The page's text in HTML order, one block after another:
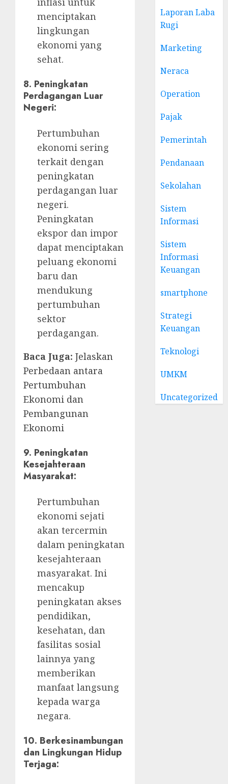
menciptakan
lingkungan
ekonomi yang
sehat.
8. Peningkatan
Perdagangan Luar
Negeri:
Pertumbuhan
ekonomi sering
terkait dengan
peningkatan
perdagangan luar
negeri.
Peningkatan
ekspor dan impor
dapat menciptakan
peluang ekonomi
baru dan
mendukung
pertumbuhan
sektor
perdagangan.
Baca Juga: Jelaskan
Perbedaan antara
Pertumbuhan
Ekonomi dan
Pembangunan
Ekonomi
9. Peningkatan
Kesejahteraan
Masyarakat:
Pertumbuhan
ekonomi sejati
akan tercermin
dalam peningkatan
kesejahteraan
masyarakat. Ini
mencakup
peningkatan akses
pendidikan,
kesehatan, dan
fasilitas sosial
lainnya yang
memberikan
manfaat langsung
kepada warga
negara.
10. Berkesinambungan
dan Lingkungan Hidup
Terjaga:
Laporan Laba
Rugi
Marketing
Neraca
Operation
Pajak
Pemerintah
Pendanaan
Sekolahan
Sistem
Informasi
Sistem
Informasi
Keuangan
smartphone
Strategi
Keuangan
Teknologi
UMKM
Uncategorized